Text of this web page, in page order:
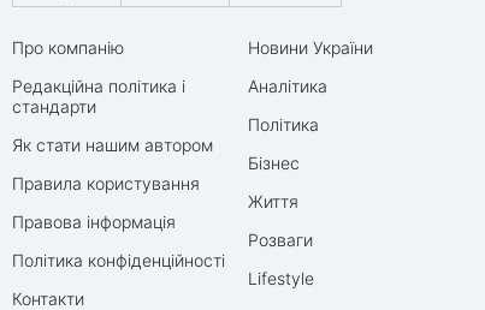
Про компанію
Редакційна політика і
стандарти
Як стати нашим автором
Правила користування
Правова інформація
Політика конфіденційності
Контакти
Новини України
Аналітика
Політика
Бізнес
Життя
Розваги
Lifestyle